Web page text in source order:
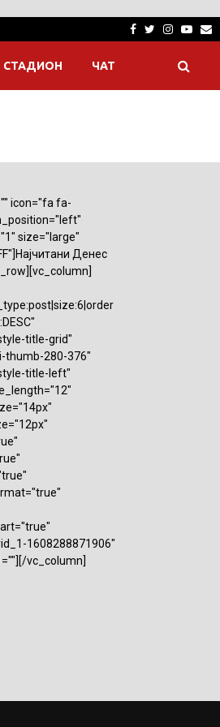
Facebook
Twitter
СТАДИОН ЧАТ
icon="fa fa-
size="large"
Денес
title-grid"
thumb-280-376"
title-left"
1608288871906"
vc_column]